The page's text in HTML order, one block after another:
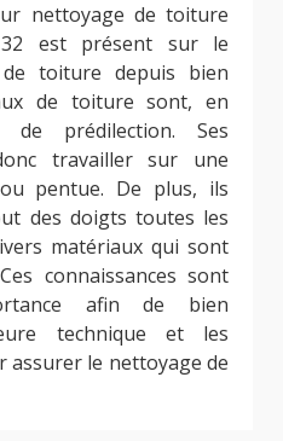
nettoyage de toiture
est présent sur le
toiture depuis bien
de toiture sont, en
prédilection. Ses
travailler sur une
pentue. De plus, ils
des doigts toutes les
matériaux qui sont
connaissances sont
afin de bien
technique et les
le nettoyage de